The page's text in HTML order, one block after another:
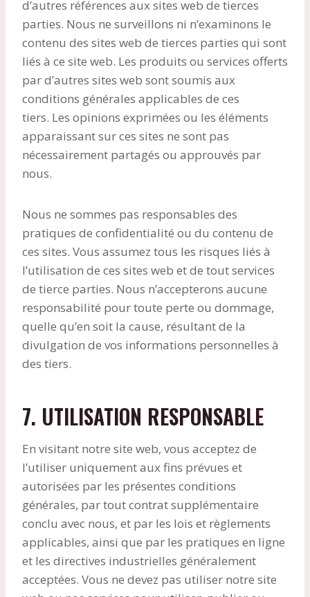
d’autres références aux sites web de tierces
parties. Nous ne surveillons ni n’examinons le
contenu des sites web de tierces parties qui sont
liés à ce site web. Les produits ou services offerts
par d’autres sites web sont soumis aux
conditions générales applicables de ces
tiers. Les opinions exprimées ou les éléments
apparaissant sur ces sites ne sont pas
nécessairement partagés ou approuvés par
nous.
Nous ne sommes pas responsables des
pratiques de confidentialité ou du contenu de
ces sites. Vous assumez tous les risques liés à
l’utilisation de ces sites web et de tout services
de tierce parties. Nous n’accepterons aucune
responsabilité pour toute perte ou dommage,
quelle qu’en soit la cause, résultant de la
divulgation de vos informations personnelles à
des tiers.
7. UTILISATION RESPONSABLE
En visitant notre site web, vous acceptez de
l’utiliser uniquement aux fins prévues et
autorisées par les présentes conditions
générales, par tout contrat supplémentaire
conclu avec nous, et par les lois et règlements
applicables, ainsi que par les pratiques en ligne
et les directives industrielles généralement
acceptées. Vous ne devez pas utiliser notre site